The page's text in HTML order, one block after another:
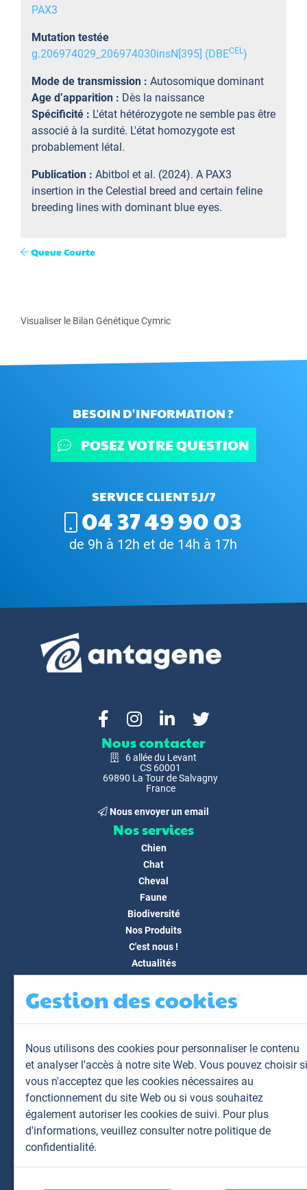
PAX3
Mutation testée
g.206974029_206974030insN[395] (DBECEL)
Mode de transmission : Autosomique dominant
Age d’apparition : Dès la naissance
Spécificité : L'état hétérozygote ne semble pas être
associé à la surdité. L'état homozygote est
probablement létal.
Publication : Abitbol et al. (2024). A PAX3
insertion in the Celestial breed and certain feline
breeding lines with dominant blue eyes.
Queue Courte
Visualiser le Bilan Génétique Cymric
BESOIN D'INFORMATION ?
POSEZ VOTRE QUESTION
SERVICE CLIENT 5J/7
04 37 49 90 03
de 9h à 12h et de 14h à 17h
Nous contacter
6 allée du Levant
CS 60001
69890 La Tour de Salvagny
France
Nous envoyer un email
Nos services
Chien
Chat
Cheval
Faune
Biodiversité
Nos Produits
C'est nous !
Actualités
FAQ
Mon espace
Mes animaux
Mes résultats
Mes commandes
Mes factures
Gestion des cookies
Nous utilisons des cookies pour personnaliser le contenu
et analyser l'accès à notre site Web. Vous pouvez choisir si
vous n'acceptez que les cookies nécessaires au
fonctionnement du site Web ou si vous souhaitez
également autoriser les cookies de suivi. Pour plus
d'informations, veuillez consulter notre politique de
confidentialité.